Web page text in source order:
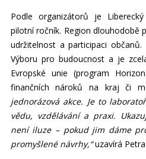
Podle organizátorů je
pilotní ročník. Region dlouhodobě
udržitelnost a participaci
Výboru pro budoucnost a je
Evropské unie (program
finančních nároků na kraj či
jednorázová akce. Je to
vědu, vzdělávání a praxi.
není iluze – pokud jim dáme
promyšlené návrhy,“uzavírá Petra